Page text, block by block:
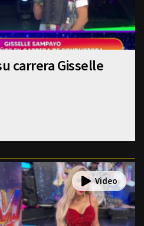
carrera Gisselle